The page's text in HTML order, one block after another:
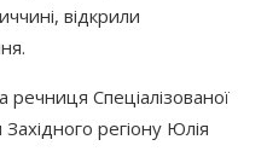
відкрили
речниця Спеціалізованої
регіону Юлія